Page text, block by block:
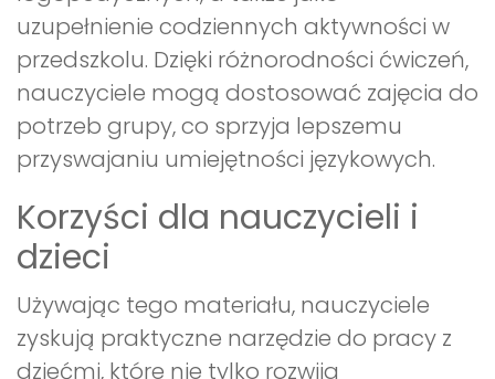
uzupełnienie codziennych aktywności w
przedszkolu. Dzięki różnorodności ćwiczeń,
nauczyciele mogą dostosować zajęcia do
potrzeb grupy, co sprzyja lepszemu
przyswajaniu umiejętności językowych.
Korzyści dla nauczycieli i
dzieci
Używając tego materiału, nauczyciele
zyskują praktyczne narzędzie do pracy z
dziećmi, które nie tylko rozwija